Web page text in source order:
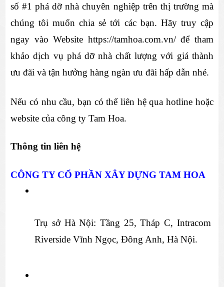
số #1 phá dỡ nhà chuyên nghiệp trên thị trường mà
chúng tôi muốn chia sẻ tới các bạn. Hãy truy cập
ngay vào Website https://tamhoa.com.vn/ để tham
khảo dịch vụ phá dỡ nhà chất lượng với giá thành
ưu đãi và tận hưởng hàng ngàn ưu đãi hấp dẫn nhé.
Nếu có nhu cầu, bạn có thể liên hệ qua hotline hoặc
website của công ty Tam Hoa.
Thông tin liên hệ
CÔNG TY CỔ PHẦN XÂY DỰNG TAM HOA
Trụ sở Hà Nội: Tầng 25, Tháp C, Intracom
Riverside Vĩnh Ngọc, Đông Anh, Hà Nội.